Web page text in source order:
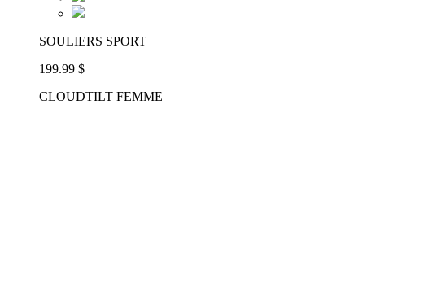
SOULIERS SPORT
199.99 $
CLOUDTILT FEMME